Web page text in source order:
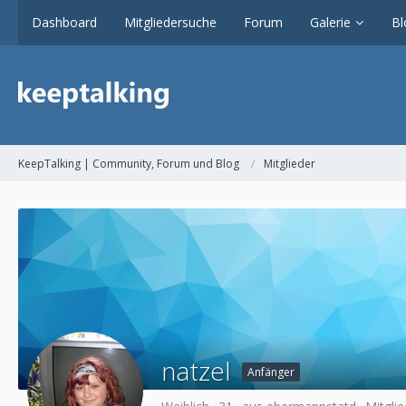
Dashboard Mitgliedersuche Forum Galerie
KeepTalking | Community, Forum und Blog Mitglieder
natzel Anfänger